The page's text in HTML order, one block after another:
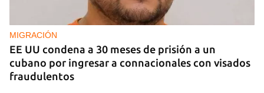
sector privado cubano
MIGRACIÓN
EE UU condena a 30 meses de prisión a un
cubano por ingresar a connacionales con visados
fraudulentos